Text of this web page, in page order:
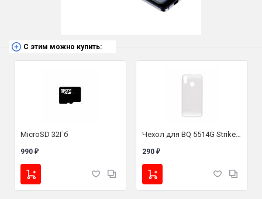
С этим можно купить:
MicroSD 32Гб
990 ₽
Чехол для BQ 5514G Strike Power/BQ 5514L Strike Power 4G (силикон прозрачный)
290 ₽